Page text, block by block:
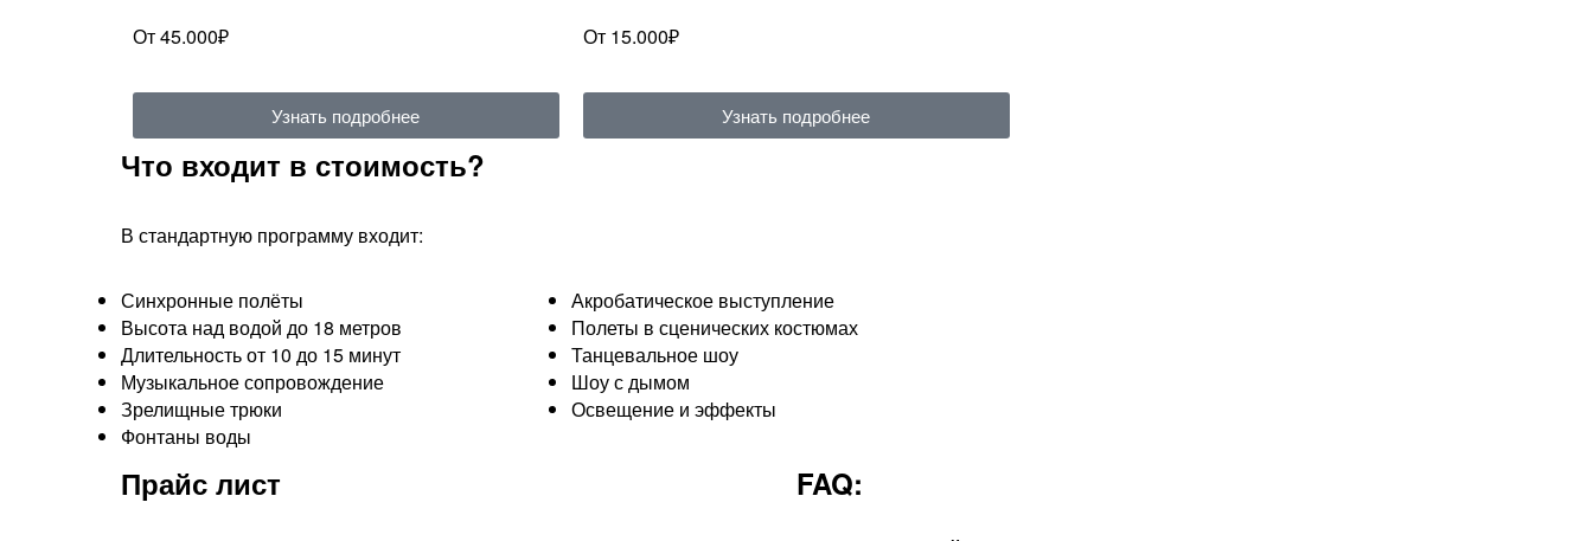
От 45.000₽
Узнать подробнее
От 15.000₽
Узнать подробнее
Что входит в стоимость?
В стандартную программу входит:
Синхронные полёты
Высота над водой до 18 метров
Длительность от 10 до 15 минут
Музыкальное сопровождение
Зрелищные трюки
Фонтаны воды​
Акробатическое выступление
Полеты в сценических костюмах
Танцевальное шоу
Шоу с дымом
Освещение и эффекты
Прайс лист FAQ: